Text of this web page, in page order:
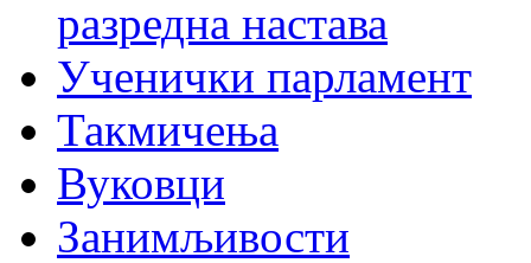
разредна настава
Ученички парламент
Такмичења
Вуковци
Занимљивости